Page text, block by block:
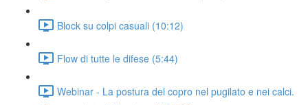
Block su colpi casuali (10:12)
Flow di tutte le difese (5:44)
Webinar - La postura del copro nel pugilato e nei calci.